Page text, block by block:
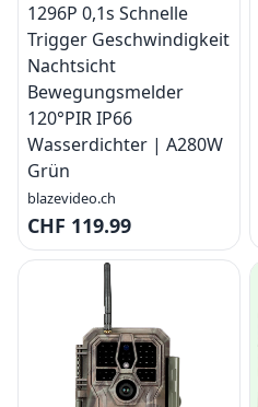
1296P 0,1s Schnelle
Trigger Geschwindigkeit
Nachtsicht
Bewegungsmelder
120°PIR IP66
Wasserdichter | A280W
Grün
blazevideo.ch
CHF 119.99